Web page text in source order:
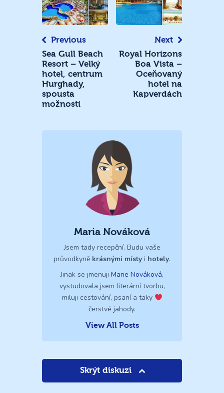
pro
příspěvek
Previous
Sea Gull Beach
Resort – Velký
hotel, centrum
Hurghady,
spousta
možností
Next
Royal Horizons
Boa Vista –
Oceňovaný
hotel na
Kapverdách
Maria Nováková
Jsem tady recepční. Budu vaše
průvodkyně krásnými místy i hotely.
Jinak se jmenuji Marie Nováková,
vystudovala jsem literární tvorbu,
miluji cestování, psaní a taky
čerstvé jahody.
View All Posts
Skrýt diskuzi